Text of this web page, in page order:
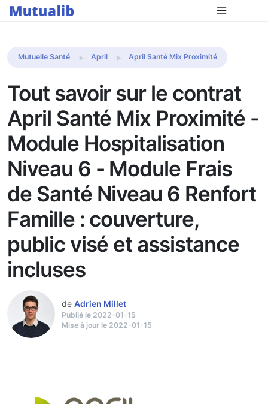
Comparer les mutuelles
Mutuelle Santé April April Santé Mix Proximité
Tout savoir sur le contrat
April Santé Mix Proximité -
Module Hospitalisation
Niveau 6 - Module Frais
de Santé Niveau 6 Renfort
Famille : couverture,
public visé et assistance
incluses
de Adrien Millet
Publié le 2022-01-15
Mise à jour le 2022-01-15